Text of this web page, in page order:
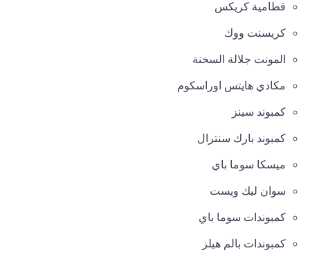
قطامية كريكس
كريسنت ووك
المونت جلالة السخنة
مكادي هايتس اوراسكوم
كمبوند سينز
كمبوند بارك سنترال
ميسكا سوما باي
سوان ليك ويست
كمبوندات سوما باي
كمبوندات بالم هيلز